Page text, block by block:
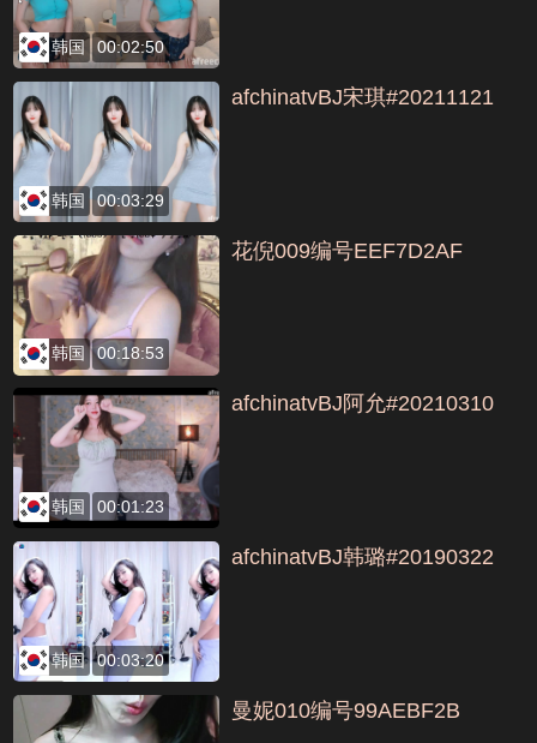
韩国 00:02:50
韩国 00:03:29
afchinatvBJ宋琪#20211121
韩国 00:18:53
花倪009编号EEF7D2AF
韩国 00:01:23
afchinatvBJ阿允#20210310
韩国 00:03:20
afchinatvBJ韩璐#20190322
曼妮010编号99AEBF2B